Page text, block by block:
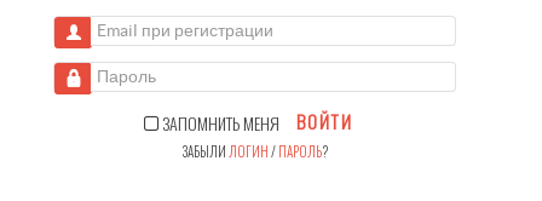
Email при регистрации
Пароль
ЗАПОМНИТЬ МЕНЯ ВОЙТИ
ЗАБЫЛИ ЛОГИН/ПАРОЛЬ?